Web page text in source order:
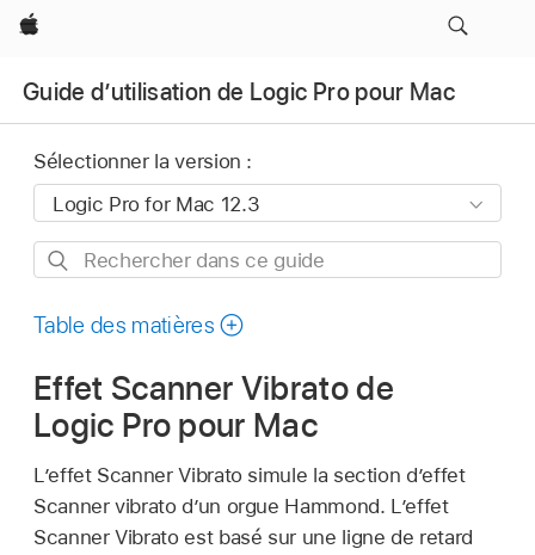
Apple
Guide d’utilisation de Logic Pro pour Mac
Sélectionner la version :
Rechercher
ce
Table des matières
Effet Scanner Vibrato de
Logic Pro pour Mac
L’effet Scanner Vibrato simule la section d’effet
Scanner vibrato d’un orgue Hammond. L’effet
Scanner Vibrato est basé sur une ligne de retard